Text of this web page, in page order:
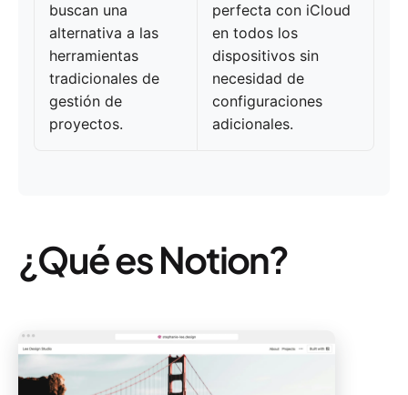
buscan una
alternativa a las
herramientas
tradicionales de
gestión de
proyectos.
perfecta con iCloud
en todos los
dispositivos sin
necesidad de
configuraciones
adicionales.
¿Qué es Notion?